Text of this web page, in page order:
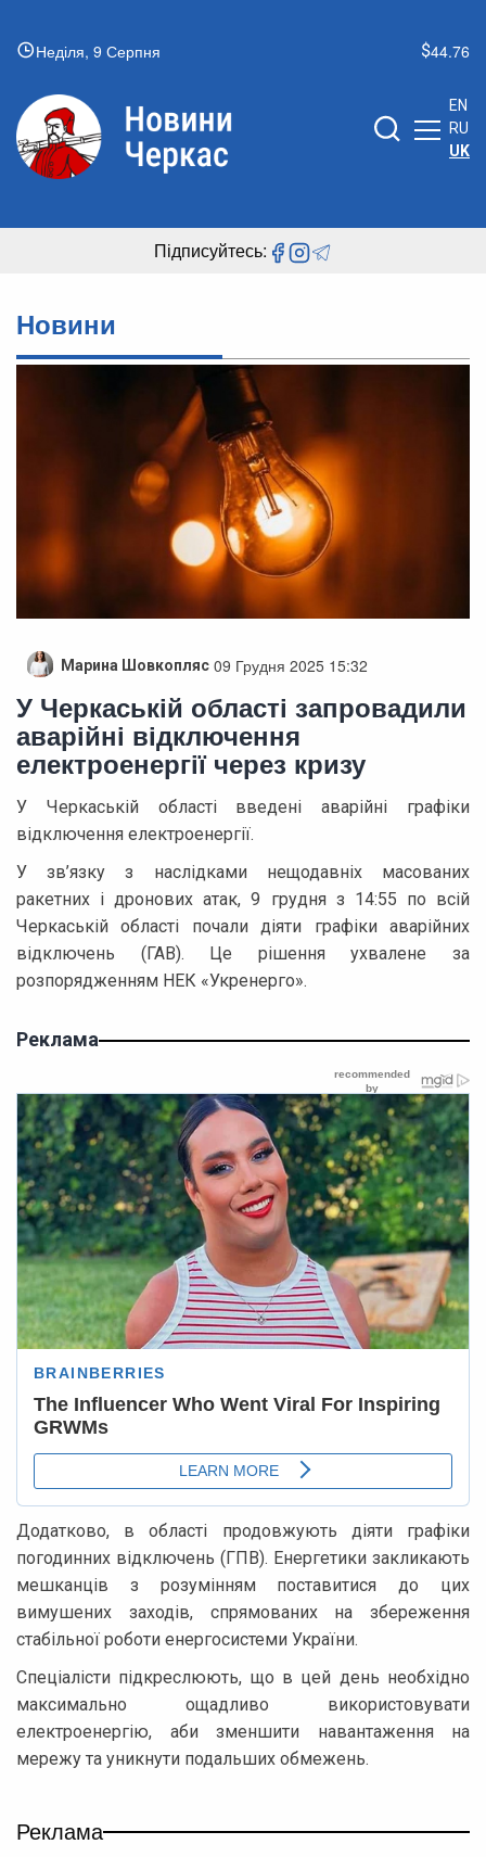
Неділя, 9 Серпня 44.76
EN
RU
UK
Підписуйтесь:
Новини
Марина Шовкопляс 09 Грудня 2025 15:32
У Черкаській області запровадили
аварійні відключення
електроенергії через кризу
У Черкаській області введені аварійні графіки
відключення електроенергії.
У зв’язку з наслідками нещодавніх масованих
ракетних і дронових атак, 9 грудня з 14:55 по всій
Черкаській області почали діяти графіки аварійних
відключень (ГАВ). Це рішення ухвалене за
розпорядженням НЕК «Укренерго».
Реклама
Додатково, в області продовжують діяти графіки
погодинних відключень (ГПВ). Енергетики закликають
мешканців з розумінням поставитися до цих
вимушених заходів, спрямованих на збереження
стабільної роботи енергосистеми України.
Спеціалісти підкреслюють, що в цей день необхідно
максимально ощадливо використовувати
електроенергію, аби зменшити навантаження на
мережу та уникнути подальших обмежень.
Реклама